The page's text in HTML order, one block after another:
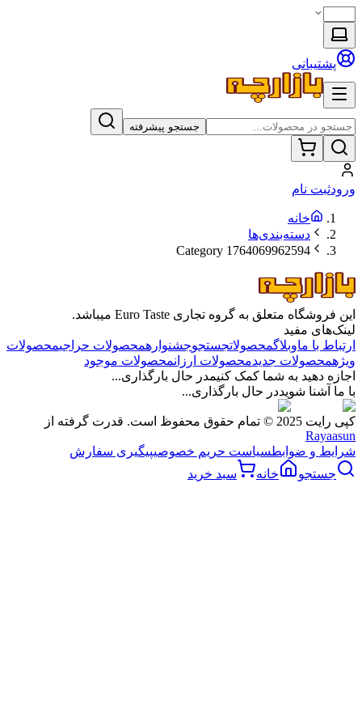
پشتیبانی
جستجو پیشرفته
ورودثبت نام
خانه
دسته‌بندی‌ها
Category 1764069962594
این فروشگاه متعلق به گروه تجاری Euro Taste میباشد.
لینک‌های مفید
ارتباط با ماوبلاگمحصولاتجستجوجشنوارهمحصولات حراجیمحصولات
ویژهمحصولات جدیدمحصولات ارزانمحصولات موجود
اجازه دهید به شما کمک کنیمدر حال بارگذاری...
با ما آشنا شویددر حال بارگذاری...
کپی رایت 2025 © تمام حقوق محفوظ است. قدرت گرفته از
Rayaasun
شرایط و ضوابطسیاست حریم خصوصیپیگیری سفارش
جستجو
خانه سبد خرید